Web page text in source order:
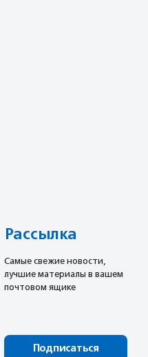
Рассылка
Cамые свежие новости,
лучшие материалы в вашем
почтовом ящике
Подписаться